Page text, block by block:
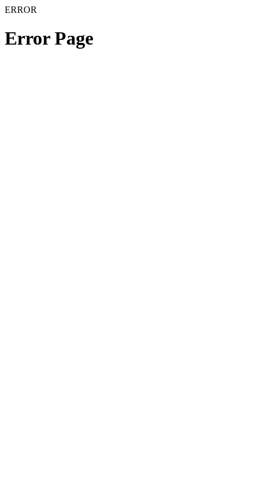
ERROR
Error Page